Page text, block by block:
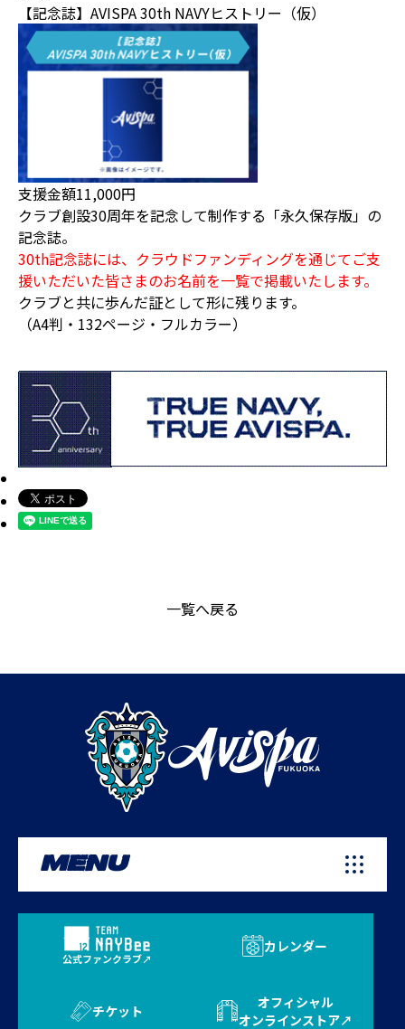
【記念誌】AVISPA 30th NAVYヒストリー（仮）
支援金額11,000円
クラブ創設30周年を記念して制作する「永久保存版」の
記念誌。
30th記念誌には、クラウドファンディングを通じてご支
援いただいた皆さまのお名前を一覧で掲載いたします。
クラブと共に歩んだ証として形に残ります。
（A4判・132ページ・フルカラー）
一覧へ戻る
MENU
公式ファンクラブ
カレンダー
チケット
オフィシャル
オンラインストア